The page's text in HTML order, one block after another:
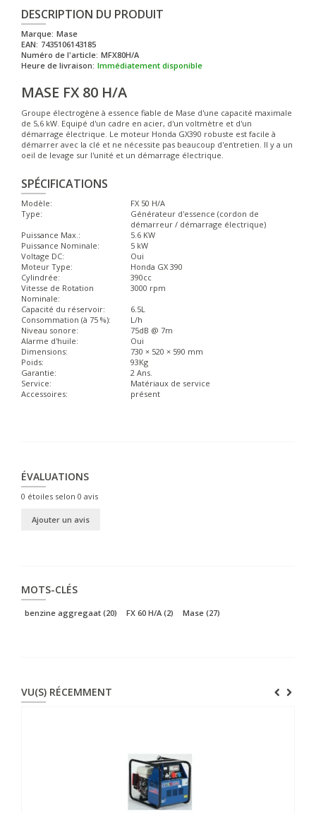
DESCRIPTION DU PRODUIT
Marque: Mase
EAN: 7435106143185
Numéro de l'article: MFX80H/A
Heure de livraison: Immédiatement disponible
MASE FX 80 H/A
Groupe électrogène à essence fiable de Mase d'une capacité maximale
de 5,6 kW. Equipé d'un cadre en acier, d'un voltmètre et d'un
démarrage électrique. Le moteur Honda GX390 robuste est facile à
démarrer avec la clé et ne nécessite pas beaucoup d'entretien. Il y a un
oeil de levage sur l'unité et un démarrage électrique.
SPÉCIFICATIONS
Modèle:
FX 50 H/A
Type:
Générateur d'essence (cordon de
démarreur / démarrage électrique)
Puissance Max.:
5.6 KW
Puissance Nominale:
5 kW
Voltage DC:
Oui
Moteur Type:
Honda GX 390
Cylindrée:
390cc
Vitesse de Rotation
Nominale:
3000 rpm
Capacité du réservoir:
6.5L
Consommation (à 75 %):
L/h
Niveau sonore:
75dB @ 7m
Alarme d'huile:
Oui
Dimensions:
730 × 520 × 590 mm
Poids:
93Kg
Garantie:
2 Ans.
Service:
Matériaux de service
Accessoires:
présent
ÉVALUATIONS
0 étoiles selon 0 avis
Ajouter un avis
MOTS-CLÉS
benzine aggregaat (20) FX 60 H/A (2) Mase (27)
VU(S) RÉCEMMENT